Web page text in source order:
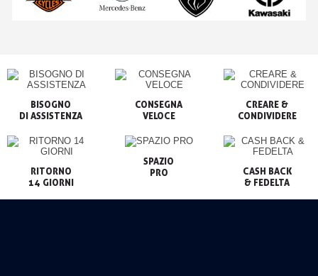
BISOGNO
CONSEGNA
VELOCE
CREARE &
CONDIVIDERE
RITORNO
14 GIORNI
SPAZIO
PRO
CASH BACK
& FEDELTA